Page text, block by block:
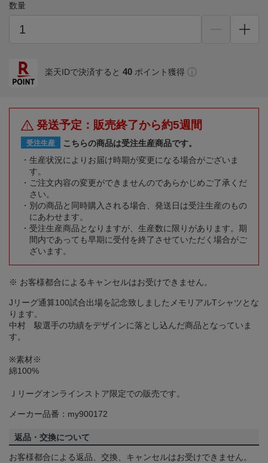
数量
楽天IDで決済すると 40 ポイント獲得
発送予定：販売終了から約5週間
受注生産
こちらの商品は受注生産商品です。
生産状況によりお届け時期が変更になる場合がございま
す。
ご注文内容の変更ができませんのであらかじめご了承くだ
さい。
別の商品と同時購入される場合、発送日は受注生産のもの
にあわせます。
受注生産商品となりますが、生産数に限りがあります。期
間内であっても早期に受付を終了させていただく場合がご
ざいます。
※ お客様都合によるキャンセルはお受けできません。
Jリーグ通算100試合出場を記念致しましたメモリアルTシャツとな
ります。
中村 駿選手の功績をデザインに落とし込んだ商品となっていま
す。
※素材※
綿100%
Ｊリーグオンラインストア限定での販売です。
メーカー品番：my900172
返品・交換について
お客様都合による返品、交換、キャンセルはお受けできません。